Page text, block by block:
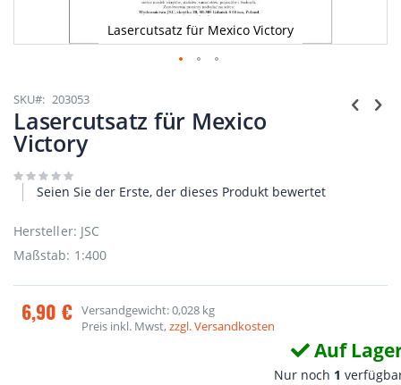
Lasercutsatz für Mexico Victory
Anfang
der
Bildgalerie
springen
SKU 203053
Lasercutsatz für Mexico
Victory
Seien Sie der Erste, der dieses Produkt bewertet
Hersteller: JSC
Maßstab: 1:400
6,90 € Versandgewicht: 0,028 kg
Preis inkl. Mwst,zzgl. Versandkosten
Auf
Nur noch 1